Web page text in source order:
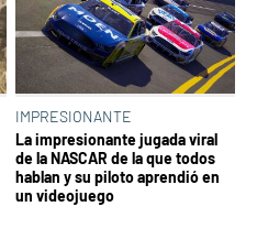
IMPRESIONANTE
La impresionante jugada viral
de la NASCAR de la que todos
hablan y su piloto aprendió en
un videojuego